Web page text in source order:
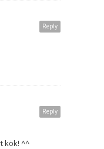
Reply
Reply
kök! ^^